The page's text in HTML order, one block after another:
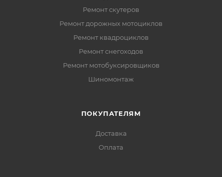
Ремонт скутеров
Ремонт дорожных мотоциклов
Ремонт квадроциклов
Ремонт снегоходов
Ремонт мотобуксировщиков
Шиномонтаж
ПОКУПАТЕЛЯМ
Доставка
Оплата